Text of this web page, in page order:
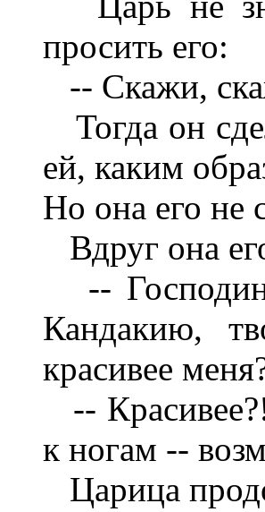
просить его:
-- Скажи,
Тогда он
ей, каким
Но она его не
Вдруг она
--
Кандакию,
красивее
--
к ногам --
Царица